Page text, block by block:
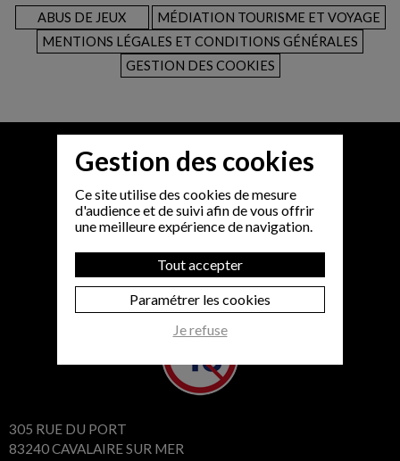
ABUS DE JEUX
MÉDIATION TOURISME ET VOYAGE
MENTIONS LÉGALES ET CONDITIONS GÉNÉRALES
GESTION DES COOKIES
305 RUE DU PORT
83240 CAVALAIRE SUR MER
Gestion des cookies
Ce site utilise des cookies de mesure
d'audience et de suivi afin de vous offrir
une meilleure expérience de navigation.
Tout accepter
Paramétrer les cookies
Je refuse